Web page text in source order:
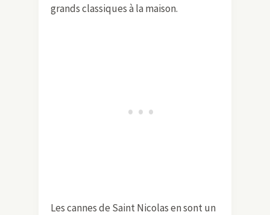
grands classiques à la maison.
Les cannes de Saint Nicolas en sont un